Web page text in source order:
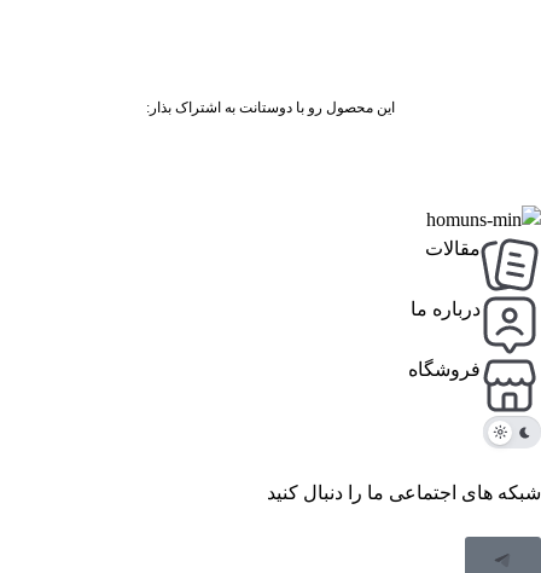
این محصول رو با دوستانت به اشتراک بذار:
مقالات
درباره ما
فروشگاه
شبکه های اجتماعی ما را دنبال کنید